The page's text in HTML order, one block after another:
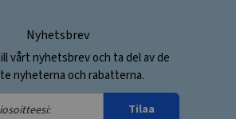
Nyhetsbrev
vårt nyhetsbrev och ta del av de
nyheterna och rabatterna.
Tilaa